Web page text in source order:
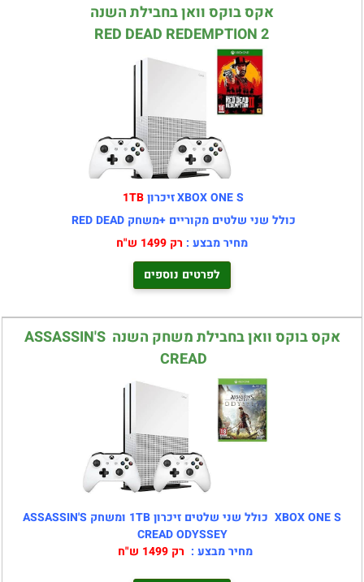
אקס בוקס וואן בחבילת השנה
RED DEAD REDEMPTION 2
XBOX ONE Sזיכרון1TB
כולל שני שלטים מקוריים +משחק RED DEAD
מחיר מבצע : רק 1499 ש"ח
לפרטים נוספים
אקס בוקס וואן בחבילת משחק השנה ASSASSIN'S
CREAD
XBOX ONE S כולל שני שלטים זיכרון 1TB ומשחק ASSASSIN'S
CREAD ODYSSEY
מחיר מבצע : רק 1499 ש"ח